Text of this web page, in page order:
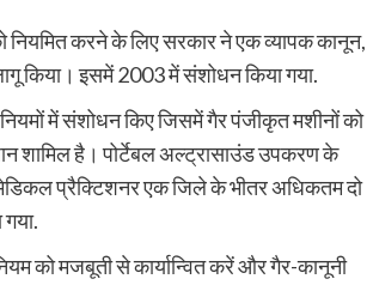
करने के लिए सरकार ने एक व्यापक कानून,
किया। इसमें 2003 में संशोधन किया गया.
में संशोधन किए जिसमें गैर पंजीकृत मशीनों को
शामिल है। पोर्टेबल अल्ट्रासाउंड उपकरण के
प्रैक्टिशनर एक जिले के भीतर अधिकतम दो
को मजबूती से कार्यान्वित करें और गैर-कानूनी